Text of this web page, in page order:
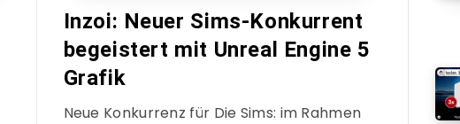
Inzoi: Neuer Sims-Konkurrent
begeistert mit Unreal Engine 5
Grafik
Neue Konkurrenz für Die Sims: im Rahmen